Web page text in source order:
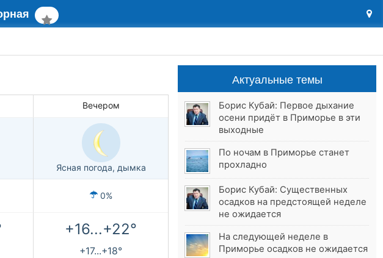
Вечером
Ясная погода, дымка
0%
+16...+22°
+17...+18°
Актуальные темы
Борис Кубай: Первое дыхание
осени придёт в Приморье в эти
выходные
По ночам в Приморье станет
прохладно
Борис Кубай: Существенных
осадков на предстоящей неделе
не ожидается
На следующей неделе в
Приморье осадков не ожидается